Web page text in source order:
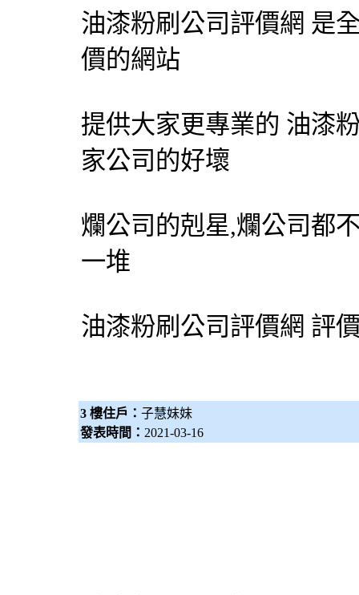
油漆粉刷 公司評價網 是
價的網站
提供大家更專業的 油漆
家公司的好壞
爛公司的剋星,爛公司都
一堆
油漆粉刷 公司評價網 評
3 樓住戶： 子慧妹妹
發表時間： 2021-03-16